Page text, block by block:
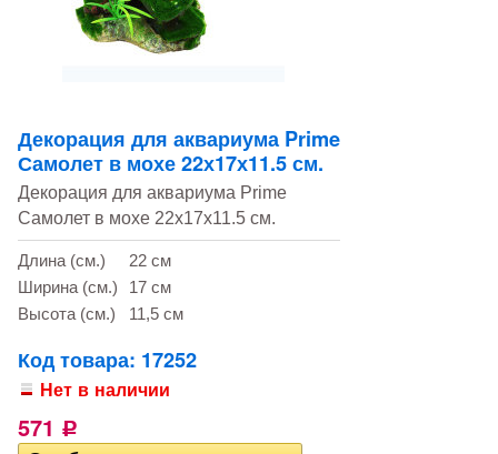
Декорация для аквариума Prime
Самолет в мохе 22х17х11.5 см.
Декорация для аквариума Prime
Самолет в мохе 22х17х11.5 см.
Длина (см.)
22 см
Ширина (см.)
17 см
Высота (см.)
11,5 см
Код товара: 17252
Нет в наличии
571 Р